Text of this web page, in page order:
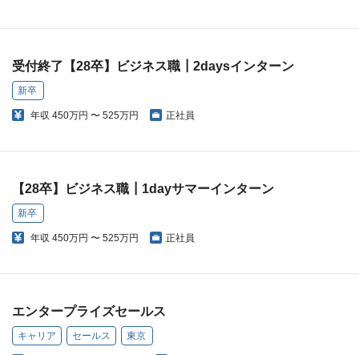
受付終了【28卒】ビジネス職┃2daysインターン
新卒
年収 450万円 〜 525万円 正社員
【28卒】ビジネス職┃1dayサマーインターン
新卒
年収 450万円 〜 525万円 正社員
エンタープライズセールス
キャリア セールス 東京